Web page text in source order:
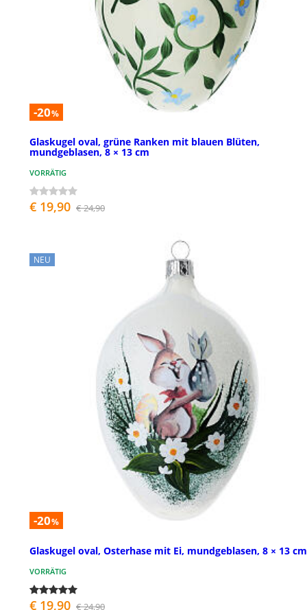
-20%
Glaskugel oval, grüne Ranken mit blauen Blüten,
mundgeblasen, 8 × 13 cm
VORRÄTIG
€ 19,90 € 24,90
NEU
-20%
Glaskugel oval, Osterhase mit Ei, mundgeblasen, 8 × 13 cm
VORRÄTIG
€ 19,90 € 24,90